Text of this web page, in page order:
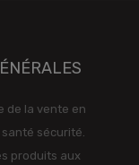
de la vente en
sécurité.
produits aux